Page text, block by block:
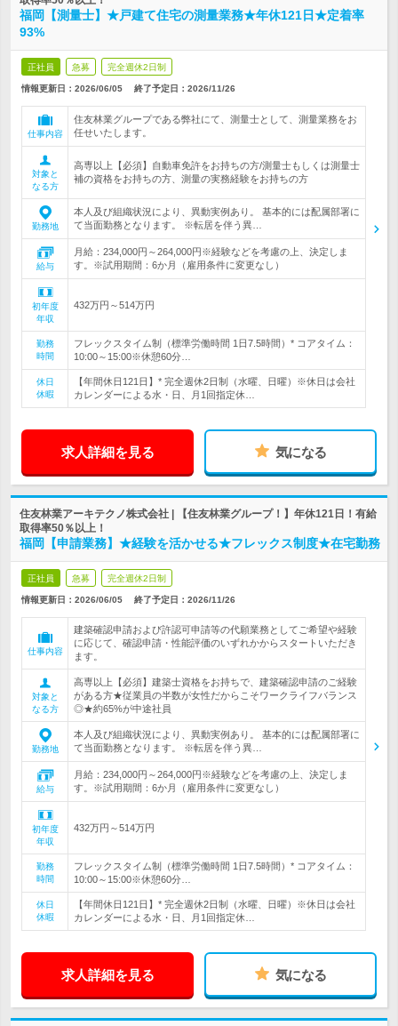
福岡【測量士】★戸建て住宅の測量業務★年休121日★定着率
93%
正社員 急募 完全週休2日制
情報更新日：2026/06/05 終了予定日： 2026/11/26
仕事内容
住友林業グループである弊社にて、測量士として、測量業務をお
任せいたします。
対象と
なる方
高専以上【必須】自動車免許をお持ちの方/測量士もしくは測量士
補の資格をお持ちの方、測量の実務経験をお持ちの方
勤務地
本人及び組織状況により、異動実例あり。 基本的には配属部署に
て当面勤務となります。 ※転居を伴う異…
給与
月給：234,000円～264,000円※経験などを考慮の上、決定しま
す。※試用期間：6か月（雇用条件に変更なし）
初年度
年収
432万円～514万円
勤務
時間
フレックスタイム制（標準労働時間 1日7.5時間）* コアタイム：
10:00～15:00※休憩60分…
休日
休暇
【年間休日121日】* 完全週休2日制（水曜、日曜）※休日は会社
カレンダーによる水・日、月1回指定休…
求人詳細を見る 気になる
住友林業アーキテクノ株式会社 | 【住友林業グループ！】年休121日！有給
取得率50％以上！
福岡【申請業務】★経験を活かせる★フレックス制度★在宅勤務
正社員 急募 完全週休2日制
情報更新日：2026/06/05 終了予定日： 2026/11/26
仕事内容
建築確認申請および許認可申請等の代願業務としてご希望や経験
に応じて、確認申請・性能評価のいずれかからスタートいただき
ます。
対象と
なる方
高専以上【必須】建築士資格をお持ちで、建築確認申請のご経験
がある方★従業員の半数が女性だからこそワークライフバランス
◎★約65%が中途社員
勤務地
本人及び組織状況により、異動実例あり。 基本的には配属部署に
て当面勤務となります。 ※転居を伴う異…
給与
月給：234,000円～264,000円※経験などを考慮の上、決定しま
す。※試用期間：6か月（雇用条件に変更なし）
初年度
年収
432万円～514万円
勤務
時間
フレックスタイム制（標準労働時間 1日7.5時間）* コアタイム：
10:00～15:00※休憩60分…
休日
休暇
【年間休日121日】* 完全週休2日制（水曜、日曜）※休日は会社
カレンダーによる水・日、月1回指定休…
求人詳細を見る 気になる